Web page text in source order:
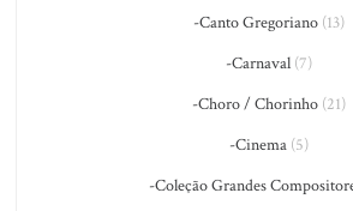
-Canto Gregoriano (13)
-Carnaval (7)
-Choro / Chorinho (21)
-Cinema (5)
-Coleção Grandes